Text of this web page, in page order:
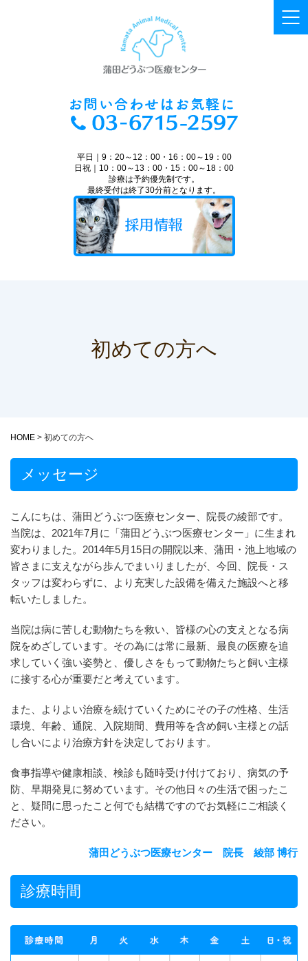
平日｜9：20～12：00・16：00～19：00
日祝｜10：00～13：00・15：00～18：00
診療は予約優先制です。
最終受付は終了30分前となります。
初めての方へ
HOME > 初めての方へ
メッセージ
こんにちは、蒲田どうぶつ医療センター、院長の綾部です。
当院は、2021年7月に「蒲田どうぶつ医療センター」に生まれ
変わりました。2014年5月15日の開院以来、蒲田・池上地域の
皆さまに支えながら歩んでまいりましたが、今回、院長・ス
タッフは変わらずに、より充実した設備を備えた施設へと移
転いたしました。
当院は病に苦しむ動物たちを救い、皆様の心の支えとなる病
院をめざしています。その為には常に最新、最良の医療を追
求していく強い姿勢と、優しさをもって動物たちと飼い主様
に接する心が重要だと考えています。
また、よりよい治療を続けていくためにその子の性格、生活
環境、年齢、通院、入院期間、費用等を含め飼い主様との話
し合いにより治療方針を決定しております。
食事指導や健康相談、検診も随時受け付けており、病気の予
防、早期発見に努めています。その他日々の生活で困ったこ
と、疑問に思ったこと何でも結構ですのでお気軽にご相談く
ださい。
蒲田どうぶつ医療センター 院長 綾部 博行
診療時間